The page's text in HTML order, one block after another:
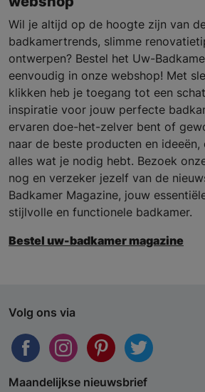
Wil je altijd op de hoogte zijn van
badkamertrends, slimme
ontwerpen? Bestel het Uw-
eenvoudig in onze webshop! Met
klikken heb je toegang tot een
inspiratie voor jouw perfecte
ervaren doe-het-zelver bent of
naar de beste producten en
alles wat je nodig hebt. Bezoek
nog en verzeker jezelf van de
Badkamer Magazine, jouw
stijlvolle en functionele badkamer.
Bestel uw-badkamer magazine
Volg ons via
Maandelijkse nieuwsbrief